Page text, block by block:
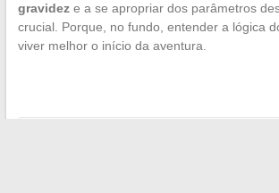
gravideze a se apropriar dos parâmetros
crucial. Porque, no fundo, entender a lógica
viver melhor o início da aventura.